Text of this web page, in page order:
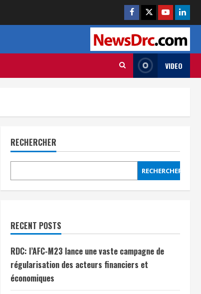
VIDEO
RECHERCHER
RECHERCHER
RECENT POSTS
RDC: l’AFC-M23 lance une vaste campagne de
régularisation des acteurs financiers et
économiques